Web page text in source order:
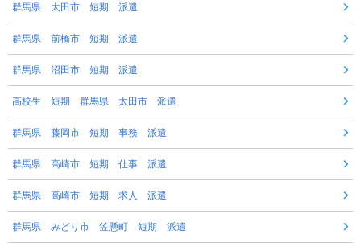
群馬県 太田市 短期 派遣
群馬県 前橋市 短期 派遣
群馬県 沼田市 短期 派遣
高校生 短期 群馬県 太田市 派遣
群馬県 藤岡市 短期 事務 派遣
群馬県 高崎市 短期 仕事 派遣
群馬県 高崎市 短期 求人 派遣
群馬県 みどり市 笠懸町 短期 派遣